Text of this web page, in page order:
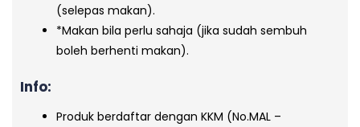
(selepas makan).
*Makan bila perlu sahaja (jika sudah sembuh
boleh berhenti makan).
Info:
Produk berdaftar dengan KKM (No.MAL –